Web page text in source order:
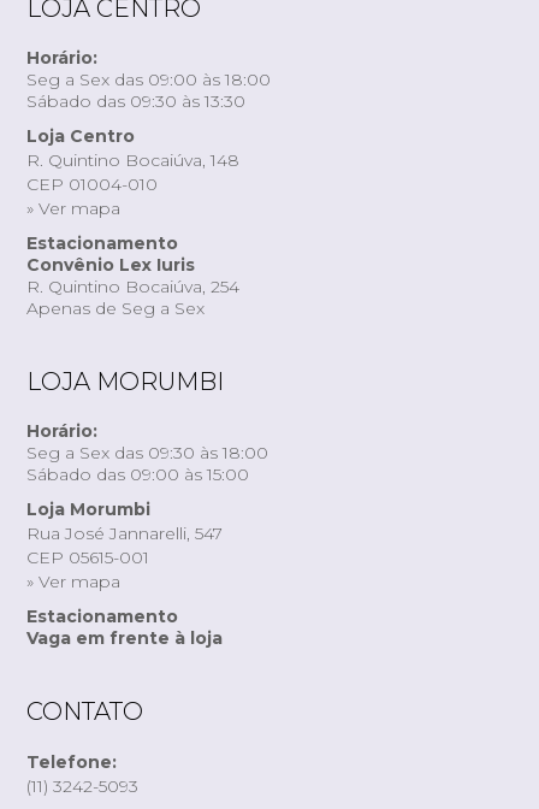
LOJA CENTRO
Horário:
Seg a Sex das 09:00 às 18:00
Sábado das 09:30 às 13:30
Loja Centro
R. Quintino Bocaiúva, 148
CEP 01004-010
» Ver mapa
Estacionamento
Convênio Lex Iuris
R. Quintino Bocaiúva, 254
Apenas de Seg a Sex
LOJA MORUMBI
Horário:
Seg a Sex das 09:30 às 18:00
Sábado das 09:00 às 15:00
Loja Morumbi
Rua José Jannarelli, 547
CEP 05615-001
» Ver mapa
Estacionamento
Vaga em frente à loja
CONTATO
Telefone:
(11) 3242-5093